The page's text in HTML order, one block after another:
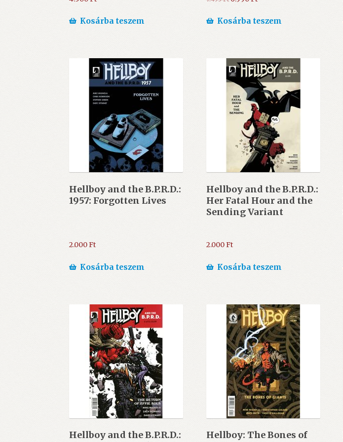
Kosárba teszem
was:
is:
Kosárba teszem
Hellboy and the B.P.R.D.:
1957: Forgotten Lives
2.000Ft
Kosárba teszem
Hellboy and the B.P.R.D.:
Her Fatal Hour and the
Sending Variant
2.000Ft
Kosárba teszem
Hellboy and the B.P.R.D.:
Hellboy: The Bones of